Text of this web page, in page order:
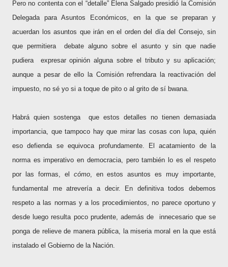
Pero no contenta con el “detalle” Elena Salgado presidió la Comisión
Delegada para Asuntos Económicos, en la que se preparan y
acuerdan los asuntos que irán en el orden del día del Consejo, sin
que permitiera
debate alguno sobre el asunto y sin que nadie
pudiera expresar opinión alguna sobre el tributo y su aplicación;
aunque a pesar de ello la Comisión refrendara la reactivación del
impuesto, no sé yo si a toque de pito o al grito de sí bwana.
Habrá quien sostenga
que estos detalles no tienen demasiada
importancia, que tampoco hay que mirar las cosas con lupa, quién
eso defienda se equivoca profundamente.
El acatamiento de la
norma es imperativo en democracia, pero también lo es el respeto
por las formas, el cómo, en estos asuntos es muy importante,
fundamental me atrevería a decir. En definitiva todos debemos
respeto a las normas y a los procedimientos, no parece oportuno y
desde luego resulta poco prudente, además de
innecesario que se
ponga de relieve de manera pública, la miseria moral en la que está
instalado el Gobierno de la Nación.